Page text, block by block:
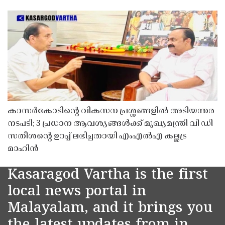
കാസർകോടിൻ്റെ വികസന പ്രശ്നങ്ങളിൽ അടിയന്തര
നടപടി; 3 പ്രധാന ആവശ്യങ്ങൾക്ക് മുഖ്യമന്ത്രി വി ഡി
സതീശൻ്റെ ഉറപ്പ് ലഭിച്ചതായി എംഎൽഎ കല്ലട്ര
മാഹിൻ
Kasaragod Vartha is the first
local news portal in
Malayalam, and it brings you